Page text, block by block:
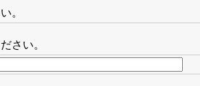
。
さい。